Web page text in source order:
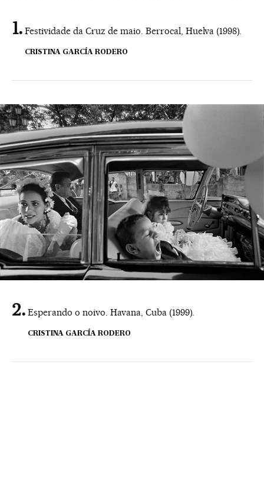
Festividade da Cruz de maio. Berrocal, Huelva (1998).
CRISTINA GARCÍA RODERO
Esperando o noivo. Havana, Cuba (1999).
CRISTINA GARCÍA RODERO